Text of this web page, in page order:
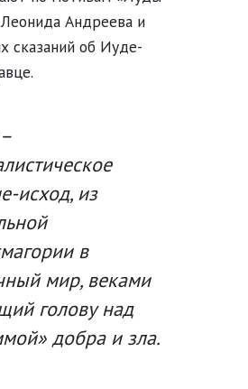
Андреева и
сказаний об Иуде-
исход, из
в
мир, веками
голову над
добра и зла.